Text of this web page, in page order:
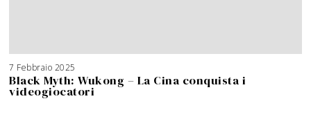
7 Febbraio 2025
Black Myth: Wukong – La Cina conquista i
videogiocatori